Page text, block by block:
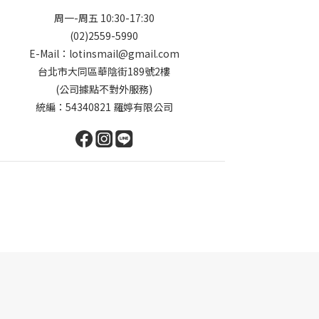
周一-周五 10:30-17:30
(02)2559-5990
E-Mail：lotinsmail@gmail.com
台北市大同區華陰街189號2樓
(公司據點不對外服務)
統編：54340821 羅婷有限公司